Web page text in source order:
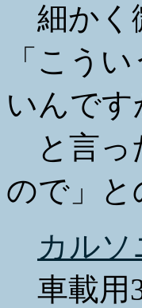
細かく
「こう
いんです
と言っ
ので」と
カルソ
車載用